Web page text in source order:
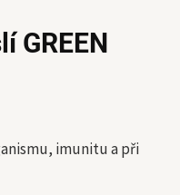
GREEN
imunitu a při